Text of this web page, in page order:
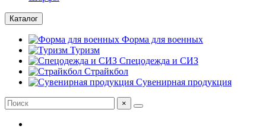
Каталог
Форма для военных
Туризм
Спецодежда и СИЗ
Страйкбол
Сувенирная продукция
×